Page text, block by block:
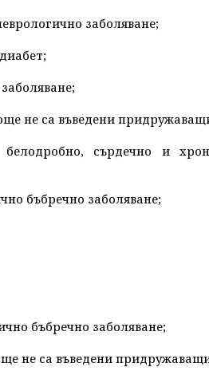
заболяване;
не са въведени
сърдечно и
бъбречно заболяване;
бъбречно заболяване;
не са въведени